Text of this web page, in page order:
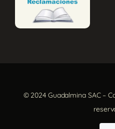
© 2024 Guadalmina SAC –